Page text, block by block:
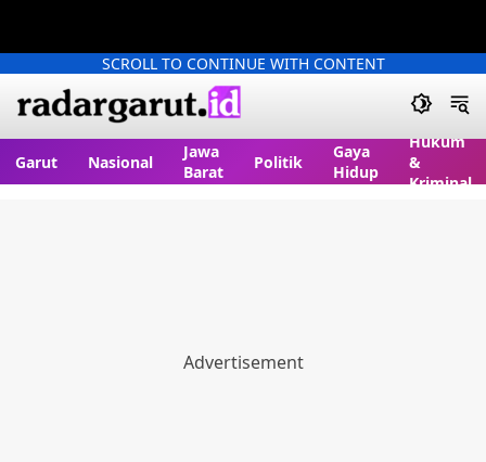
SCROLL TO CONTINUE WITH CONTENT
Garut Nasional
Jawa
Barat
Politik
Gaya
Hidup
Hukum
&
Kriminal